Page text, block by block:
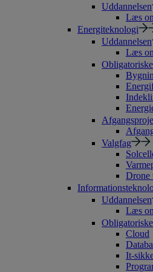
Uddannelsen
Læs
Energiteknologi
Uddannelsen
Læs
Valgfag
Drone
Uddannelsen
Læs
Cloud
It-